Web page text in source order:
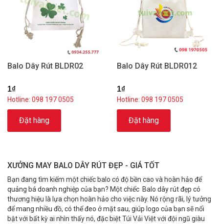
Balo Dây Rút BLDR02
1₫
Hotline: 098 197 0505
Đặt hàng
Balo Dây Rút BLDR012
1₫
Hotline: 098 197 0505
Đặt hàng
XƯỞNG MAY BALO DÂY RÚT ĐẸP - GIÁ TỐT
Bạn đang tìm kiếm một chiếc balo có độ bền cao và hoàn hảo để
quảng bá doanh nghiệp của bạn? Một chiếc Balo dây rút đẹp có
thương hiệu là lựa chọn hoàn hảo cho việc này. Nó rộng rãi, lý tưởng
để mang nhiều đồ, có thể đeo ở mặt sau, giúp logo của bạn sẽ nổi
bật với bất kỳ ai nhìn thấy nó, đặc biệt Túi Vải Việt với đội ngũ giàu